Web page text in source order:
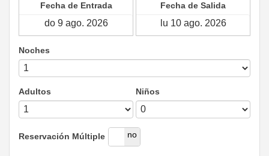
Fecha de Entrada Fecha de Salida
Noches
Adultos Niños
Reservación Múltiple
si no